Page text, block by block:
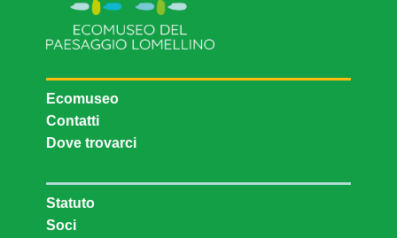
Ecomuseo
Contatti
Dove trovarci
Statuto
Soci